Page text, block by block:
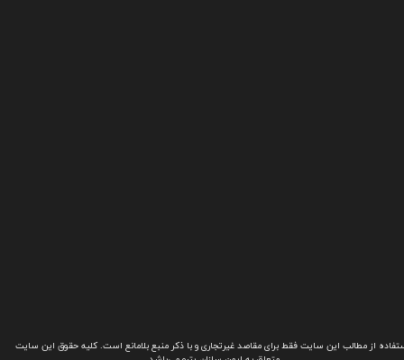
از مطالب این سایت فقط برای مقاصد غیرتجاری و با ذکر منبع بلامانع است. کلیه حقوق این سایت